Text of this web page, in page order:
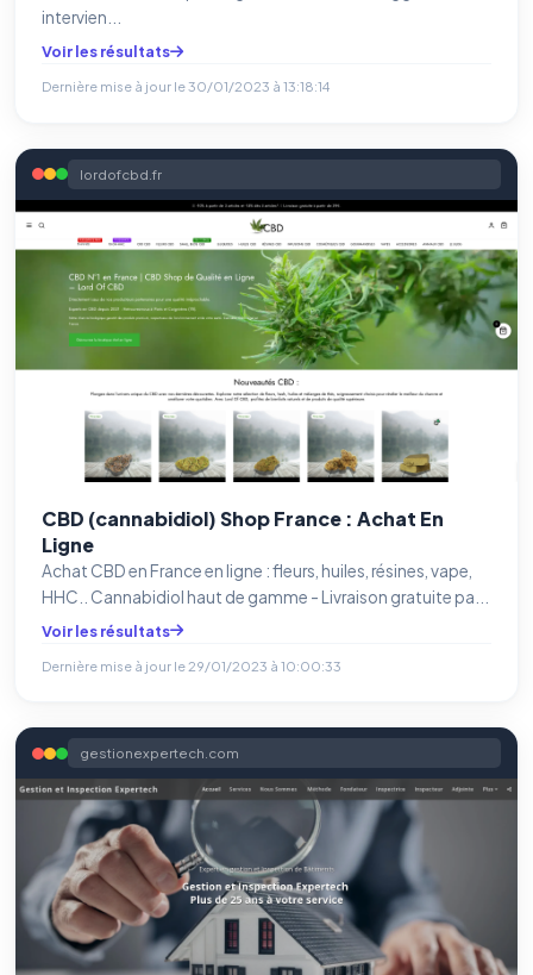
intervien...
Voir les résultats
Dernière mise à jour le30/01/2023 à 13:18:14
lordofcbd.fr
CBD (cannabidiol) Shop France : Achat En
Ligne
Achat CBD en France en ligne : fleurs, huiles, résines, vape,
HHC.. Cannabidiol haut de gamme - Livraison gratuite pa...
Voir les résultats
Dernière mise à jour le 29/01/2023 à 10:00:33
gestionexpertech.com